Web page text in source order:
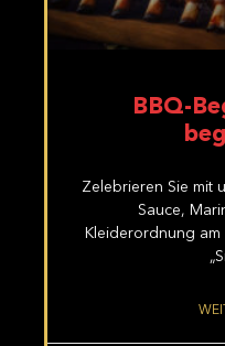
BBQ-
Zelebrieren Sie mit
Sauce,
Kleiderordnung